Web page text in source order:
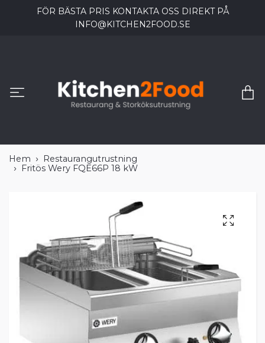
FÖR BÄSTA PRIS KONTAKTA OSS DIREKT PÅ
INFO@KITCHEN2FOOD.SE
Hem
Restaurangutrustning
Fritös Wery FQE66P 18 kW